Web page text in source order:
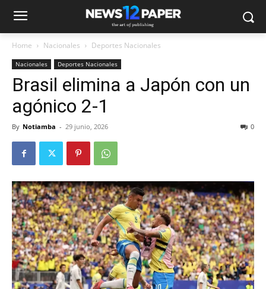
Home Nacionales Deportes Nacionales
Nacionales Deportes Nacionales
Brasil elimina a Japón con un
agónico 2-1
By Notiamba - 29 junio, 2026 0